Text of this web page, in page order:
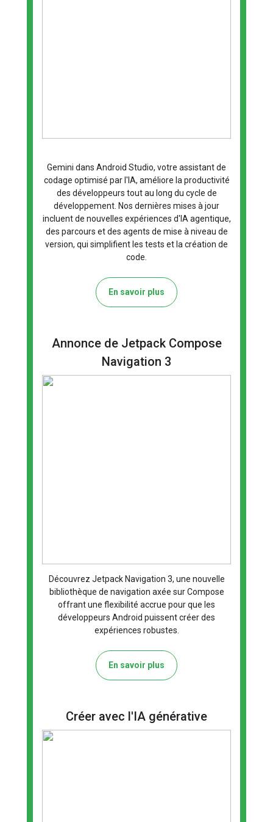
Gemini dans Android Studio, votre assistant de
codage optimisé par l'IA, améliore la productivité
des développeurs tout au long du cycle de
développement. Nos dernières mises à jour
incluent de nouvelles expériences d'IA agentique,
des parcours et des agents de mise à niveau de
version, qui simplifient les tests et la création de
code.
En savoir plus
Annonce de Jetpack Compose
Navigation 3
Découvrez Jetpack Navigation 3, une nouvelle
bibliothèque de navigation axée sur Compose
offrant une flexibilité accrue pour que les
développeurs Android puissent créer des
expériences robustes.
En savoir plus
Créer avec l'IA générative